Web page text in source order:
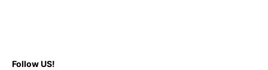
Follow US!